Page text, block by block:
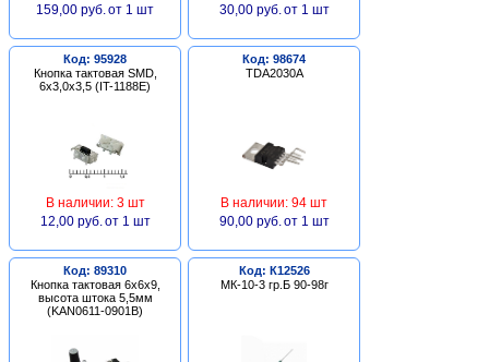
159,00 руб. от 1 шт
30,00 руб. от 1 шт
Код: 95928
Кнопка тактовая SMD,
6х3,0х3,5 (IT-1188E)
В наличии: 3 шт
12,00 руб. от 1 шт
Код: 98674
TDA2030A
В наличии: 94 шт
90,00 руб. от 1 шт
Код: 89310
Кнопка тактовая 6х6х9,
высота штока 5,5мм
(KAN0611-0901B)
Код: К12526
МК-10-3 гр.Б 90-98г